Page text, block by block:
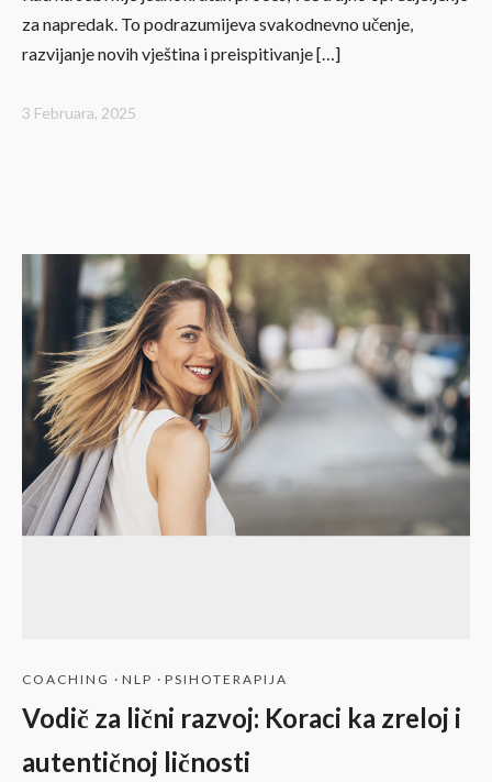
za napredak. To podrazumijeva svakodnevno učenje,
razvijanje novih vještina i preispitivanje […]
3 Februara, 2025
COACHING · NLP · PSIHOTERAPIJA
Vodič za lični razvoj: Koraci ka zreloj i
autentičnoj ličnosti